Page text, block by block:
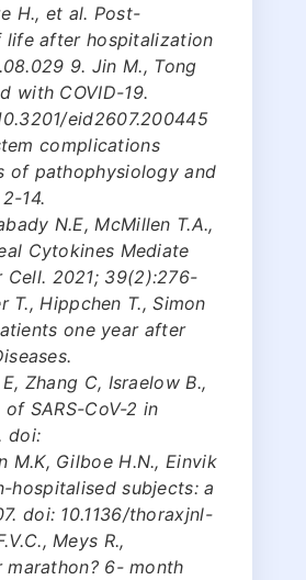
H., et al. Post-
life after hospitalization
9. Jin M., Tong
with COVID-19.
eid2607.200445
complications
of pathophysiology and
14.
N.E, McMillen T.A.,
Cytokines Mediate
Cell. 2021; 39(2):276-
T., Hippchen T., Simon
one year after
Zhang C, Israelow B.,
SARS-CoV-2 in
doi:
M.K, Gilboe H.N., Einvik
hospitalised subjects: a
doi: 10.1136/thoraxjnl-
Meys R.,
marathon? 6- month